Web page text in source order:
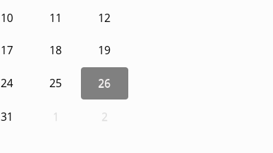
10 11 12
17 18 19
24 25 26
31 1 2